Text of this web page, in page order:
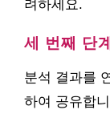
려하세요.
세 번째 단
분석 결과를
하여 공유합